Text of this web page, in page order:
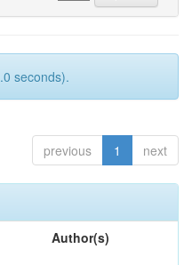
seconds).
previous 1 next
Author(s)